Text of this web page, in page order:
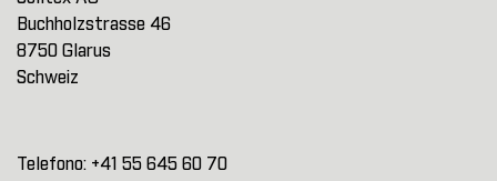
Buchholzstrasse 46
8750 Glarus
Schweiz
Telefono: +41 55 645 60 70